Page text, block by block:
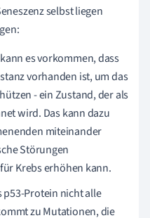
selbst liegen
es vorkommen, dass
vorhanden ist, um das
- ein Zustand, der als
wird. Das kann dazu
miteinander
Störungen
Krebs erhöhen kann.
p53-Protein nicht alle
zu Mutationen, die